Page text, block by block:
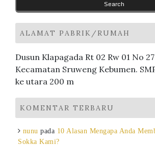
ALAMAT PABRIK/RUMAH
Dusun Klapagada Rt 02 Rw 01 No
Kecamatan Sruweng Kebumen.
ke utara 200 m
KOMENTAR TERBARU
nunu pada 10 Alasan Mengapa Anda
Sokka Kami?